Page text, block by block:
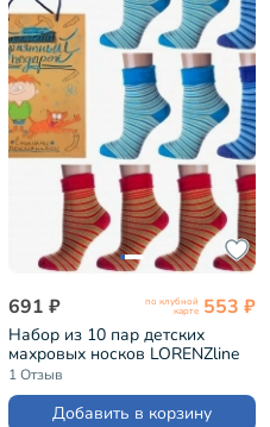
691 ₽ по клубной
карте 553 ₽
Набор из 10 пар детских
махровых носков LORENZline
микс (Л35-10)
1 Отзыв
Добавить в корзину